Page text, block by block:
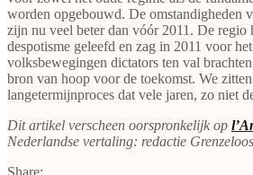
worden opgebouwd. De omstandigheden
zijn nu veel beter dan vóór 2011. De regio
despotisme geleefd en zag in 2011 voor
volksbewegingen dictators ten val
bron van hoop voor de toekomst. We
langetermijnproces dat vele jaren, zo niet
Dit artikel verscheen oorspronkelijk op
Nederlandse vertaling: redactie
Share: